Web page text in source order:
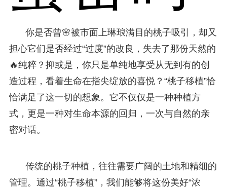
你是否曾🌸被市面上琳琅满目的桃子吸引，却又
担心它们是否经过“过度”的改良，失去了那份天然的
🔥纯粹？抑或是，你只是单纯地享受从无到有的创
造过程，看着生命在指尖绽放的喜悦？“桃子移植”恰
恰满足了这一切的想象。它不仅仅是一种种植方
式，更是一种对生命本源的回归，一次与自然的亲
密对话。
传统的桃子种植，往往需要广阔的土地和精细的
管理。通过“桃子移植”，我们能够将这份美好“浓